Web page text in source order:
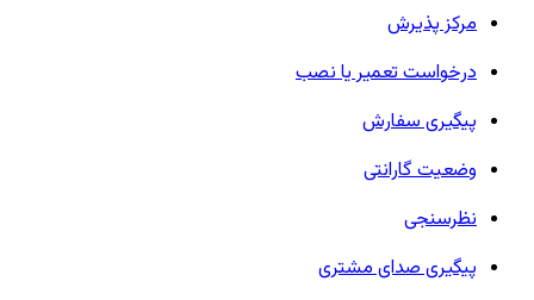
مرکز پذیرش
درخواست تعمیر یا نصب
پیگیری سفارش
وضعیت گارانتی
نظرسنجی
پیگیری صدای مشتری